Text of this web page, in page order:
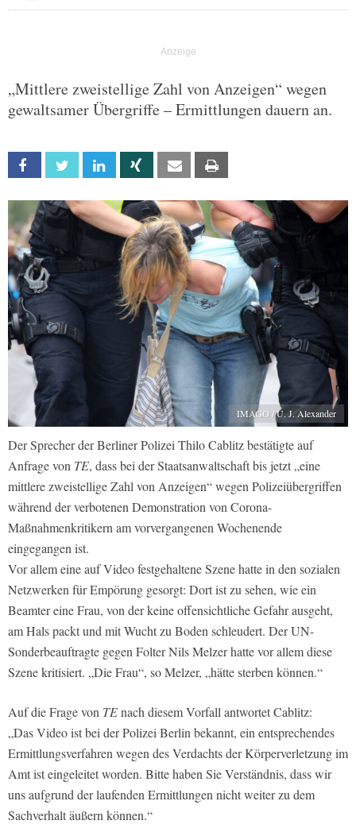
„Mittlere zweistellige Zahl von Anzeigen“ wegen
gewaltsamer Übergriffe – Ermittlungen dauern an.
Facebook Twitter Linkedin Xing Email
IMAGO / U. J. Alexander
Der Sprecher der Berliner Polizei Thilo Cablitz bestätigte auf
Anfrage von TE, dass bei der Staatsanwaltschaft bis jetzt „eine
mittlere zweistellige Zahl von Anzeigen“ wegen Polizeiübergriffen
während der verbotenen Demonstration von Corona-
Maßnahmenkritikern am vorvergangenen Wochenende
eingegangen ist.
Vor allem eine auf Video festgehaltene Szene hatte in den sozialen
Netzwerken für Empörung gesorgt: Dort ist zu sehen, wie ein
Beamter eine Frau, von der keine offensichtliche Gefahr ausgeht,
am Hals packt und mit Wucht zu Boden schleudert. Der UN-
Sonderbeauftragte gegen Folter Nils Melzer hatte vor allem diese
Szene kritisiert. „Die Frau“, so Melzer, „hätte sterben können.“
Auf die Frage von TEnach diesem Vorfall antwortet Cablitz:
„Das Video ist bei der Polizei Berlin bekannt, ein entsprechendes
Ermittlungsverfahren wegen des Verdachts der Körperverletzung im
Amt ist eingeleitet worden. Bitte haben Sie Verständnis, dass wir
uns aufgrund der laufenden Ermittlungen nicht weiter zu dem
Sachverhalt äußern können.“